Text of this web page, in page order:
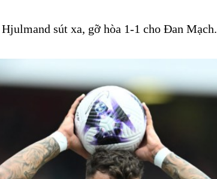
sút xa, gỡ hòa 1-1 cho Đan Mạch.